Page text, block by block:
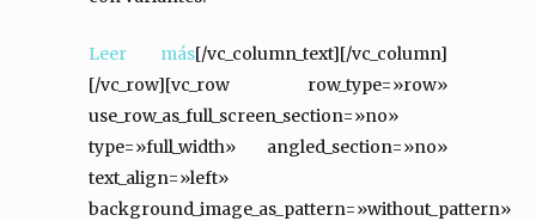
Leer más[/vc_column_text][/vc_column]
[/vc_row][vc_row row_type=»row»
use_row_as_full_screen_section=»no»
type=»full_width» angled_section=»no»
text_align=»left»
background_image_as_pattern=»without_pattern»